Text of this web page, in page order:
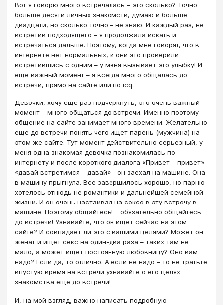
Вот я говорю много встречалась – это сколько? Точно
больше десяти личных знакомств, думаю и больше
двадцати, но сколько точно – не знаю. И каждый раз, не
встретив подходящего – я продолжала искать и
встречаться дальше. Поэтому, когда мне говорят, что в
интернете нет нормальных, и они это проверили
встретившись с одним – у меня вызывает это улыбку! И
еще важный момент – я всегда много общалась до
встречи, прямо на сайте или по icq.
Девочки, хочу еще раз подчеркнуть, это очень важный
момент – много общаться до встречи. Именно поэтому
общение на сайте занимает много времени. Желательно
еще до встречи понять чего ищет парень (мужчина) на
этом же сайте. Тут момент действительно серьезный, у
меня одна знакомая девочка познакомилась по
интернету и после короткого диалога «Привет – привет»
«давай встретимся – давай» - он заехал на машине. Она
в машину прыгнула. Все завершилось хорошо, но парню
хотелось отнюдь не романтики и дальнейшей семейной
жизни. И он очень настаивал на сексе в эту встречу в
машине. Поэтому общайтесь! – обязательно общайтесь
до встречи! Узнавайте, что он ищет сейчас на этом
сайте? И совпадает ли это с вашими целями? Может он
женат и ищет секс на один-два раза – таких там не
мало, а может ищет постоянную любовницу? Оно вам
надо? Если да, то отлично. А если не надо – то не тратьте
впустую время на встречи узнавайте о его целях
знакомства еще до встречи!
И, на мой взгляд, важно написать подробную